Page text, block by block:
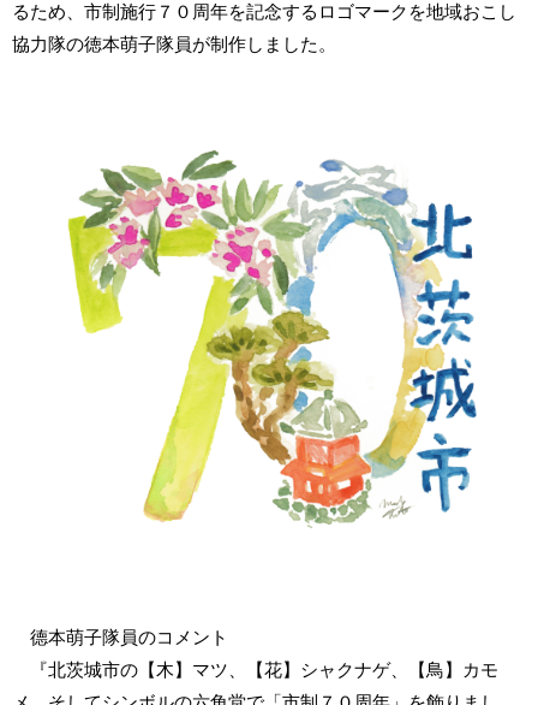
るため、市制施行７０周年を記念するロゴマークを地域おこし
協力隊の徳本萌子隊員が制作しました。
德本萌子隊員のコメント
『北茨城市の【木】マツ、【花】シャクナゲ、【鳥】カモ